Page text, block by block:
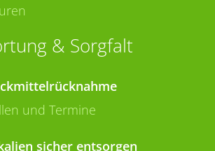
& Sorgfalt
und Termine
sicher entsorgen